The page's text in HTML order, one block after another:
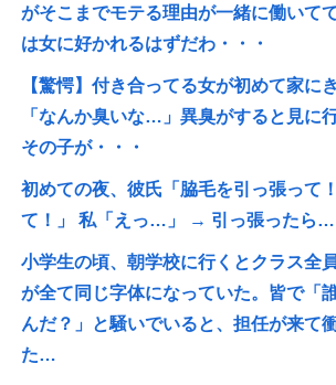
がそこまでモテる理由が一緒に働いて
は女に好かれるはずだわ・・・
【驚愕】付き合ってる女が初めて家
「なんか臭いな…」異臭がすると見に
その子が・・・
初めての夜、彼氏「脇毛を引っ張って
て！」 私「えっ…」 → 引っ張ったら…
小学生の頃、朝学校に行くとクラス全
が全て同じ字体になっていた。皆で「
んだ？」と騒いでいると、担任が来て
た…